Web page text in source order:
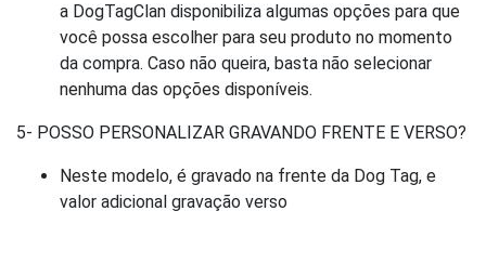
a DogTagClan disponibiliza algumas opções para que
você possa escolher para seu produto no momento
da compra. Caso não queira, basta não selecionar
nenhuma das opções disponíveis.
5- POSSO PERSONALIZAR GRAVANDO FRENTE E VERSO?
Neste modelo, é gravado na frente da Dog Tag, e
valor adicional gravação verso